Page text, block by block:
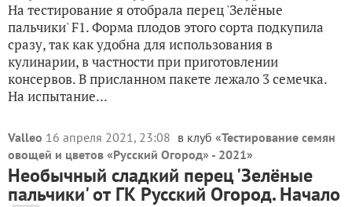
На тестирование я отобрала перец 'Зелёные
пальчики' F1. Форма плодов этого сорта подкупила
сразу, так как удобна для использования в
кулинарии, в частности при приготовлении
консервов. В присланном пакете лежало 3 семечка.
На испытание...
Valleo 16 апреля 2021, 23:08 в клуб «Тестирование семян
овощей и цветов «Русский Огород» - 2021»
Необычный сладкий перец 'Зелёные
пальчики' от ГК Русский Огород. Начало